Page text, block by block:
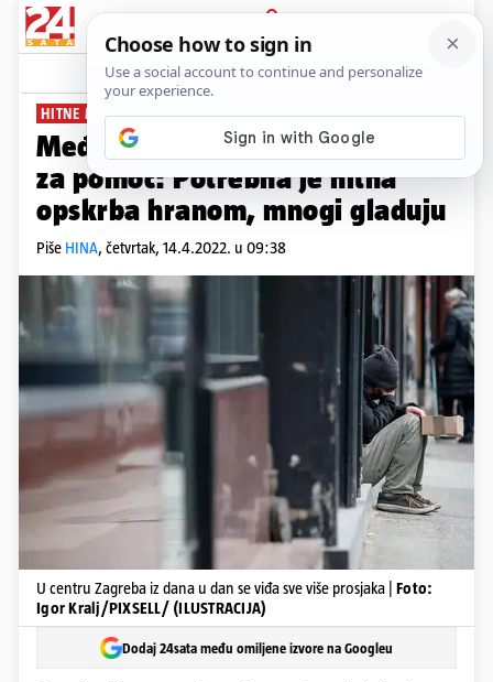
PRIJAVA
News Komentari
HITNE MJERE
Međunarodne organizacije mole
za pomoć: Potrebna je hitna
opskrba hranom, mnogi gladuju
Piše HINA, četvrtak, 14.4.2022. u 09:38
U centru Zagreba iz dana u dan se viđa sve više prosjaka | Foto:
Igor Kralj/PIXSELL/ (ILUSTRACIJA)
Dodaj 24sata među omiljene izvore na Googleu